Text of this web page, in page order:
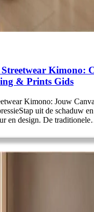
Kimono:
& Prints Gids
Kimono: Jouw
uit de schaduw
en design. De